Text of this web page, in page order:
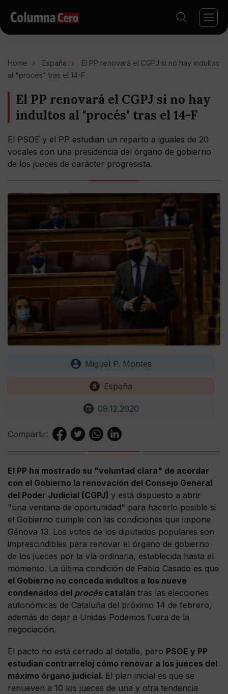
Home España
El PP renovará el CGPJ si no hay indultos
al "procés" tras el 14-F
El PP renovará el CGPJ si no hay
indultos al "procés" tras el 14-F
El PSOE y el PP estudian un reparto a iguales de 20
vocales con una presidencia del órgano de gobierno
de los jueces de carácter progresista.
Miguel P. Montes
España
09.12.2020
Compartir:
El PP ha mostrado su "voluntad clara" de acordar
con el Gobierno la renovación del Consejo General
del Poder Judicial (CGPJ) y está dispuesto a abrir
"una ventana de oportunidad" para hacerlo posible si
el Gobierno cumple con las condiciones que impone
Génova 13. Los votos de los diputados populares son
imprescindibles para renovar el órgano de gobierno
de los jueces por la vía ordinaria, establecida hasta el
momento. La última condición de Pablo Casado es que
el Gobierno no conceda indultos a los nueve
condenados del procéscatalán tras las elecciones
autonómicas de Cataluña del próximo 14 de febrero,
además de dejar a Unidas Podemos fuera de la
negociación.
El pacto no está cerrado al detalle, pero PSOE y PP
estudian contrarreloj cómo renovar a los jueces del
máximo órgano judicial. El plan inicial es que se
renueven a 10 los jueces de una y otra tendencia